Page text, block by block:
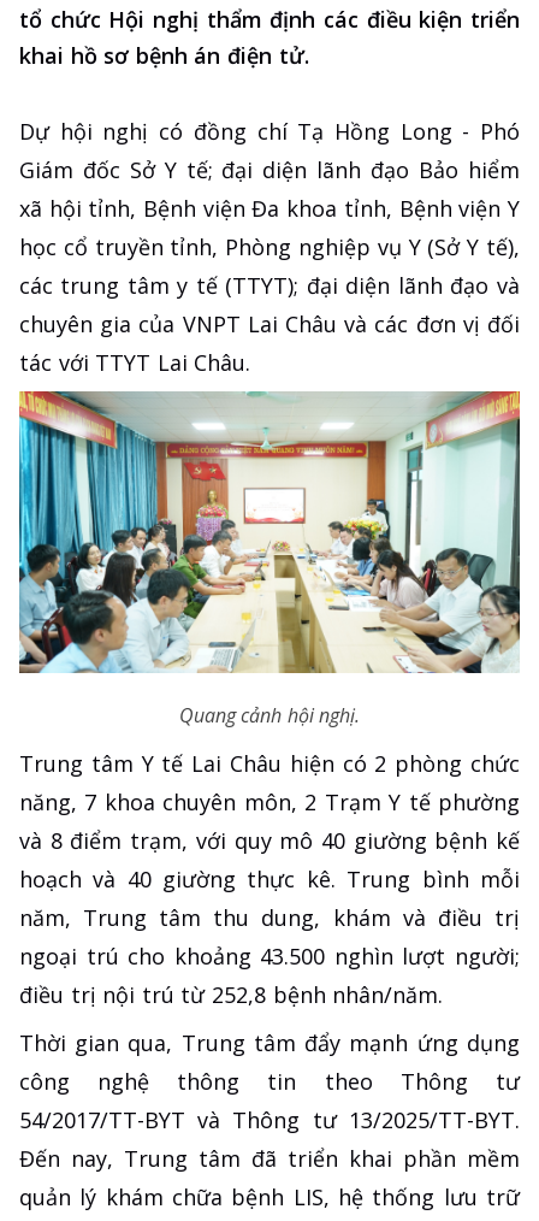
tổ chức Hội nghị thẩm định các điều kiện triển
khai hồ sơ bệnh án điện tử.
Dự hội nghị có đồng chí Tạ Hồng Long - Phó
Giám đốc Sở Y tế; đại diện lãnh đạo Bảo hiểm
xã hội tỉnh, Bệnh viện Đa khoa tỉnh, Bệnh viện Y
học cổ truyền tỉnh, Phòng nghiệp vụ Y (Sở Y tế),
các trung tâm y tế (TTYT); đại diện lãnh đạo và
chuyên gia của VNPT Lai Châu và các đơn vị đối
tác với TTYT Lai Châu.
Quang cảnh hội nghị.
Trung tâm Y tế Lai Châu hiện có 2 phòng chức
năng, 7 khoa chuyên môn, 2 Trạm Y tế phường
và 8 điểm trạm, với quy mô 40 giường bệnh kế
hoạch và 40 giường thực kê. Trung bình mỗi
năm, Trung tâm thu dung, khám và điều trị
ngoại trú cho khoảng 43.500 nghìn lượt người;
điều trị nội trú từ 252,8 bệnh nhân/năm.
Thời gian qua, Trung tâm đẩy mạnh ứng dụng
công nghệ thông tin theo Thông tư
54/2017/TT-BYT và Thông tư 13/2025/TT-BYT.
Đến nay, Trung tâm đã triển khai phần mềm
quản lý khám chữa bệnh LIS, hệ thống lưu trữ